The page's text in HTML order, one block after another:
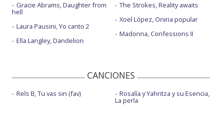
Gracie Abrams, Daughter from
hell
Laura Pausini, Yo canto 2
Ella Langley, Dandelion
The Strokes, Reality awaits
Xoel López, Oniria popular
Madonna, Confessions II
CANCIONES
Rels B, Tu vas sin (fav) Rosalía y Yahritza y su Esencia,
La perla